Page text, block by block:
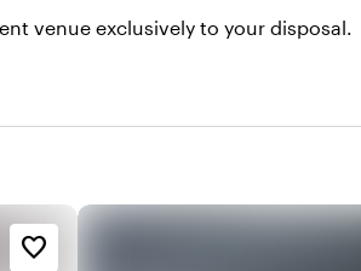
venue exclusively to your disposal.
favorite_border